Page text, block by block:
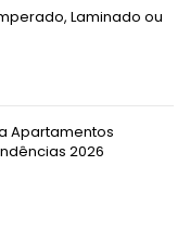
Laminado ou
Apartamentos
2026